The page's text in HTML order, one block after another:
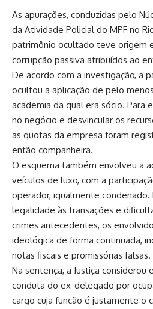
As apurações, conduzidas pelo
da Atividade Policial do MPF no
patrimônio ocultado teve origem
corrupção passiva atribuídos ao
De acordo com a investigação, a
ocultou a aplicação de pelo
academia da qual era sócio. Para
no negócio e desvincular os
as quotas da empresa foram
então companheira.
O esquema também envolveu a
veículos de luxo, com a
operador, igualmente condenado.
legalidade às transações e
crimes antecedentes, os
ideológica de forma continuada,
notas fiscais e promissórias falsas.
Na sentença, a Justiça
conduta do ex-delegado por
cargo cuja função é justamente o